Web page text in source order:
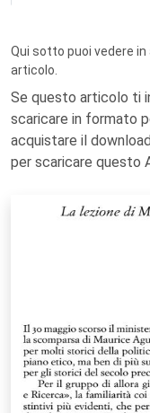
Qui sotto puoi vedere
articolo.
Se questo articolo ti
scaricare in formato
acquistare il
per scaricare questo